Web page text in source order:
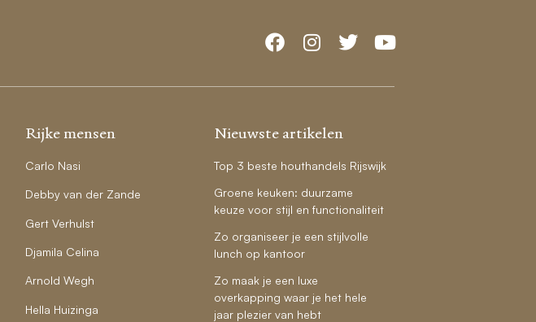
Rijke mensen
Carlo Nasi
Debby van der Zande
Gert Verhulst
Djamila Celina
Arnold Wegh
Hella Huizinga
Nieuwste artikelen
Top 3 beste houthandels Rijswijk
Groene keuken: duurzame
keuze voor stijl en functionaliteit
Zo organiseer je een stijlvolle
lunch op kantoor
Zo maak je een luxe
overkapping waar je het hele
jaar plezier van hebt